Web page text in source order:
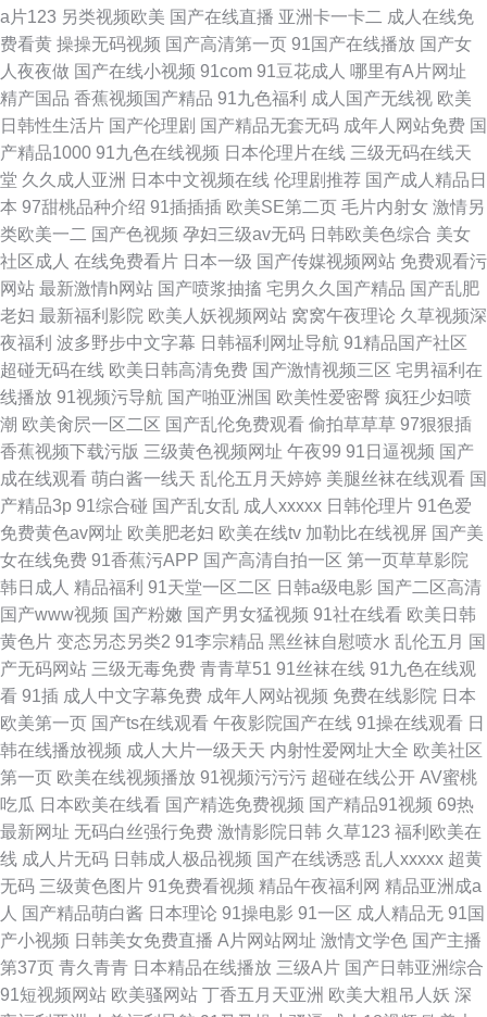
a片123 另类视频欧美 国产在线直播 亚洲卡一卡二 成人在线免
费看黄 操操无码视频 国产高清第一页 91国产在线播放 国产女
人夜夜做 国产在线小视频 91com 91豆花成人 哪里有A片网址
精产国品 香蕉视频国产精品 91九色福利 成人国产无线视 欧美
日韩性生活片 国产伦理剧 国产精品无套无码 成年人网站免费 国
产精品1000 91九色在线视频 日本伦理片在线 三级无码在线天
堂 久久成人亚洲 日本中文视频在线 伦理剧推荐 国产成人精品日
本 97甜桃品种介绍 91插插插 欧美SE第二页 毛片内射女 激情另
类欧美一二 国产色视频 孕妇三级av无码 日韩欧美色综合 美女
社区成人 在线免费看片 日本一级 国产传媒视频网站 免费观看污
网站 最新激情h网站 国产喷浆抽搐 宅男久久国产精品 国产乱肥
老妇 最新福利影院 欧美人妖视频网站 窝窝午夜理论 久草视频深
夜福利 波多野步中文字幕 日韩福利网址导航 91精品国产社区
超碰无码在线 欧美日韩高清免费 国产激情视频三区 宅男福利在
线播放 91视频污导航 国产啪亚洲国 欧美性爱密臀 疯狂少妇喷
潮 欧美肏屄一区二区 国产乱伦免费观看 偷拍草草草 97狠狠插
香蕉视频下载污版 三级黄色视频网址 午夜99 91日逼视频 国产
成在线观看 萌白酱一线天 乱伦五月天婷婷 美腿丝袜在线观看 国
产精品3p 91综合碰 国产乱女乱 成人xxxxx 日韩伦理片 91色爱
免费黄色av网址 欧美肥老妇 欧美在线tv 加勒比在线视屏 国产美
女在线免费 91香蕉污APP 国产高清自拍一区 第一页草草影院
韩日成人 精品福利 91天堂一区二区 日韩a级电影 国产二区高清
国产www视频 国产粉嫩 国产男女猛视频 91社在线看 欧美日韩
黄色片 变态另态另类2 91李宗精品 黑丝袜自慰喷水 乱伦五月 国
产无码网站 三级无毒免费 青青草51 91丝袜在线 91九色在线观
看 91插 成人中文字幕免费 成年人网站视频 免费在线影院 日本
欧美第一页 国产ts在线观看 午夜影院国产在线 91操在线观看 日
韩在线播放视频 成人大片一级天天 内射性爱网址大全 欧美社区
第一页 欧美在线视频播放 91视频污污污 超碰在线公开 AV蜜桃
吃瓜 日本欧美在线看 国产精选免费视频 国产精品91视频 69热
最新网址 无码白丝强行免费 激情影院日韩 久草123 福利欧美在
线 成人片无码 日韩成人极品视频 国产在线诱惑 乱人xxxxx 超黄
无码 三级黄色图片 91免费看视频 精品午夜福利网 精品亚洲成a
人 国产精品萌白酱 日本理论 91操电影 91一区 成人精品无 91国
产小视频 日韩美女免费直播 A片网站网址 激情文学色 国产主播
第37页 青久青青 日本精品在线播放 三级A片 国产日韩亚洲综合
91短视频网站 欧美骚网站 丁香五月天亚洲 欧美大粗吊人妖 深